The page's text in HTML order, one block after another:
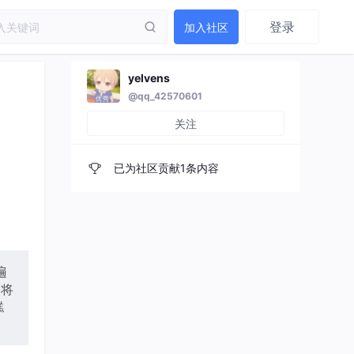
加入社区 登录
yelvens
@qq_42570601
关注
已为社区贡献1条内容